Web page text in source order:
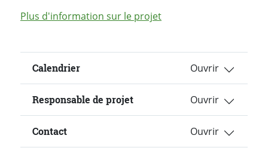
Plus d'information sur le projet
Calendrier
Responsable de projet
Contact